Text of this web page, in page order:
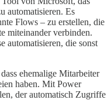
automatisieren. Es
Flows – zu erstellen, die
miteinander verbinden.
automatisieren, die sonst
ehemalige Mitarbeiter
haben. Mit Power
der automatisch Zugriffe